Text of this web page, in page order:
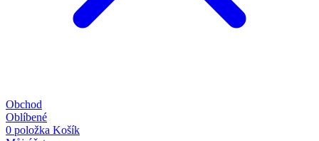
Obchod
Oblíbené
0 položka Košík